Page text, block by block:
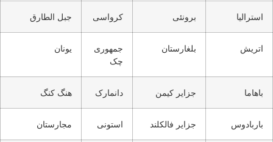
استرالیا برونئی کرواسی جبل الطارق
اتریش بلغارستان
جمهوری
چک
یونان
باهاما جزایر کیمن دانمارک هنگ کنگ
باربادوس جزایر فالکلند استونی مجارستان